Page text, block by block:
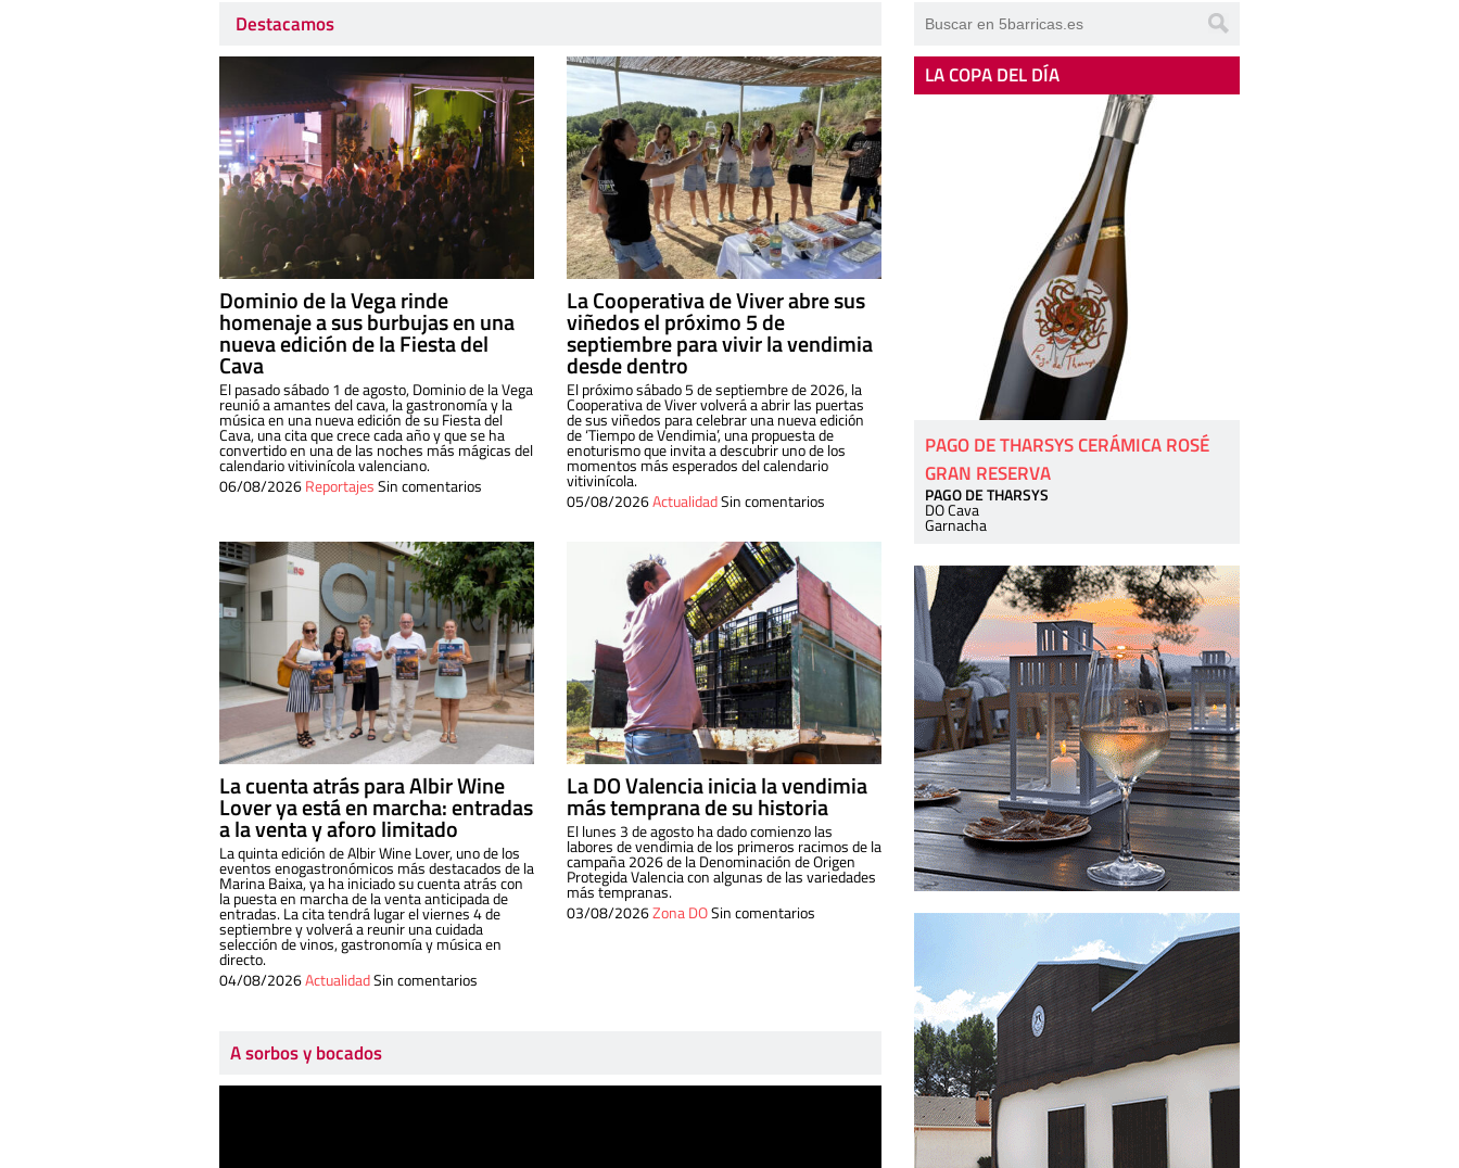
Destacamos
Dominio de la Vega rinde
homenaje a sus burbujas en una
nueva edición de la Fiesta del
Cava
El pasado sábado 1 de agosto, Dominio de la Vega
reunió a amantes del cava, la gastronomía y la
música en una nueva edición de su Fiesta del
Cava, una cita que crece cada año y que se ha
convertido en una de las noches más mágicas del
calendario vitivinícola valenciano.
06/08/2026ReportajesSin comentarios
La Cooperativa de Viver abre sus
viñedos el próximo 5 de
septiembre para vivir la vendimia
desde dentro
El próximo sábado 5 de septiembre de 2026, la
Cooperativa de Viver volverá a abrir las puertas
de sus viñedos para celebrar una nueva edición
de ‘Tiempo de Vendimia’, una propuesta de
enoturismo que invita a descubrir uno de los
momentos más esperados del calendario
vitivinícola.
05/08/2026ActualidadSin comentarios
La cuenta atrás para Albir Wine
Lover ya está en marcha: entradas
a la venta y aforo limitado
La quinta edición de Albir Wine Lover, uno de los
eventos enogastronómicos más destacados de la
Marina Baixa, ya ha iniciado su cuenta atrás con
la puesta en marcha de la venta anticipada de
entradas. La cita tendrá lugar el viernes 4 de
septiembre y volverá a reunir una cuidada
selección de vinos, gastronomía y música en
directo.
04/08/2026ActualidadSin comentarios
La DO Valencia inicia la vendimia
más temprana de su historia
El lunes 3 de agosto ha dado comienzo las
labores de vendimia de los primeros racimos de la
campaña 2026 de la Denominación de Origen
Protegida Valencia con algunas de las variedades
más tempranas.
03/08/2026Zona DOSin comentarios
A sorbos y bocados
LA COPA DEL DÍA
PAGO DE THARSYS CERÁMICA ROSÉ
GRAN RESERVA
PAGO DE THARSYS
DO Cava
Garnacha